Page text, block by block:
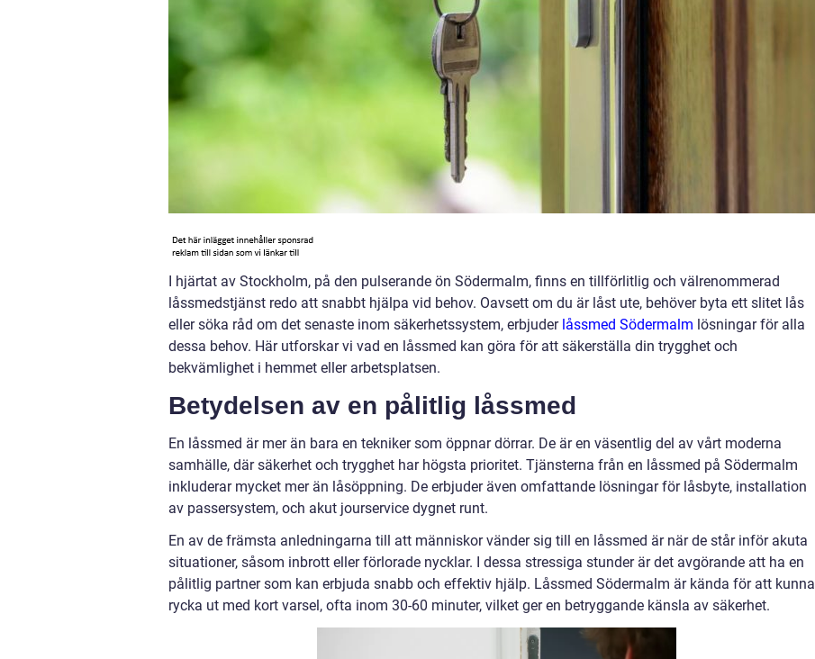
I hjärtat av Stockholm, på den pulserande ön Södermalm, finns en tillförlitlig och välrenommerad
låssmedstjänst redo att snabbt hjälpa vid behov. Oavsett om du är låst ute, behöver byta ett slitet lås
eller söka råd om det senaste inom säkerhetssystem, erbjuder låssmed Södermalm lösningar för alla
dessa behov. Här utforskar vi vad en låssmed kan göra för att säkerställa din trygghet och
bekvämlighet i hemmet eller arbetsplatsen.
Betydelsen av en pålitlig låssmed
En låssmed är mer än bara en tekniker som öppnar dörrar. De är en väsentlig del av vårt moderna
samhälle, där säkerhet och trygghet har högsta prioritet. Tjänsterna från en låssmed på Södermalm
inkluderar mycket mer än låsöppning. De erbjuder även omfattande lösningar för låsbyte, installation
av passersystem, och akut jourservice dygnet runt.
En av de främsta anledningarna till att människor vänder sig till en låssmed är när de står inför akuta
situationer, såsom inbrott eller förlorade nycklar. I dessa stressiga stunder är det avgörande att ha en
pålitlig partner som kan erbjuda snabb och effektiv hjälp. Låssmed Södermalm är kända för att kunna
rycka ut med kort varsel, ofta inom 30-60 minuter, vilket ger en betryggande känsla av säkerhet.